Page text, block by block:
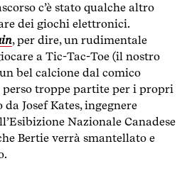
c’è stato qualche altro
dei giochi elettronici.
, per dire, un rudimentale
a Tic-Tac-Toe (il nostro
bel calcione dal comico
perso troppe partite per i propri
Josef Kates, ingegnere
Nazionale Canadese
Bertie verrà smantellato e